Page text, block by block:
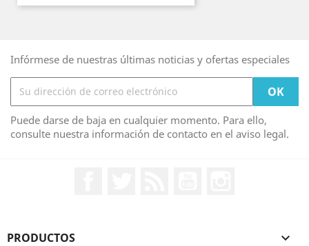
Infórmese de nuestras últimas noticias y ofertas especiales
Puede darse de baja en cualquier momento. Para ello,
consulte nuestra información de contacto en el aviso legal.
PRODUCTOS 